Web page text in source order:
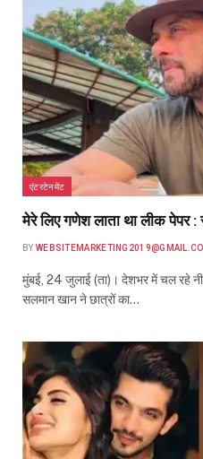
एंटरटेनमेंट
मेरे लिए गणेश लाता था लीक पेपर
BY
मुंबई, 24 जुलाई (ता)। देशभर में चल रहे
सलमान खान ने छात्रों का…